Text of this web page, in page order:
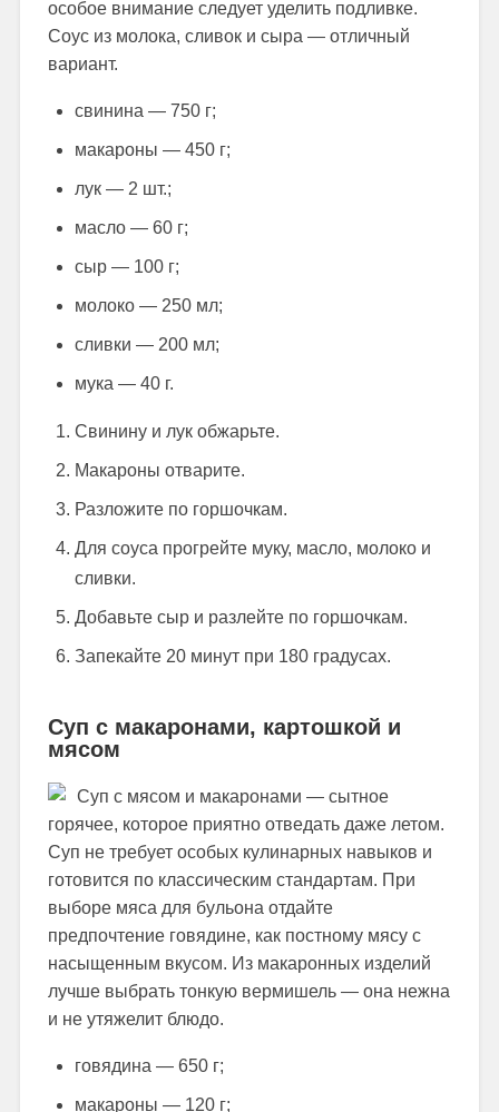
особое внимание следует уделить подливке.
Соус из молока, сливок и сыра — отличный
вариант.
свинина — 750 г;
макароны — 450 г;
лук — 2 шт.;
масло — 60 г;
сыр — 100 г;
молоко — 250 мл;
сливки — 200 мл;
мука — 40 г.
Свинину и лук обжарьте.
Макароны отварите.
Разложите по горшочкам.
Для соуса прогрейте муку, масло, молоко и
сливки.
Добавьте сыр и разлейте по горшочкам.
Запекайте 20 минут при 180 градусах.
Суп с макаронами, картошкой и
мясом
Суп с мясом и макаронами — сытное
горячее, которое приятно отведать даже летом.
Суп не требует особых кулинарных навыков и
готовится по классическим стандартам. При
выборе мяса для бульона отдайте
предпочтение говядине, как постному мясу с
насыщенным вкусом. Из макаронных изделий
лучше выбрать тонкую вермишель — она нежна
и не утяжелит блюдо.
говядина — 650 г;
макароны — 120 г;